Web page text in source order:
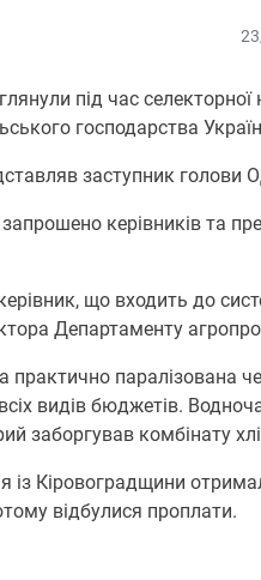
під час
господарства
заступник
керівників та
що входить до
Департаменту
паралізована
видів бюджетів.
заборгував комбінату
із Кіровоградщини
відбулися проплати.